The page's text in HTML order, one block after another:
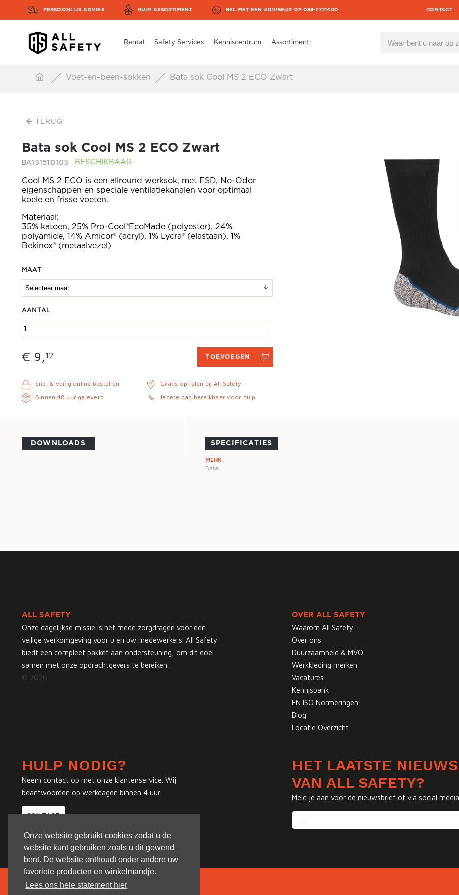
Onze website gebruikt cookies zodat u de
website kunt gebruiken zoals u dit gewend
bent. De website onthoudt onder andere uw
favoriete producten en winkelmandje.
Lees ons hele statement hier
PERSOONLIJK ADVIES RUIM ASSORTIMENT BEL MET EEN ADVISEUR OP 088-7771400 CONTACT
Rental Safety Services Kenniscentrum Assortiment
Voet-en-been-sokken Bata sok Cool MS 2 ECO Zwart
TERUG
Bata sok Cool MS 2 ECO Zwart
BA131510103 BESCHIKBAAR
Cool MS 2 ECO is een allround werksok, met ESD, No-Odor
eigenschappen en speciale ventilatiekanalen voor optimaal
koele en frisse voeten.
Materiaal:
35% katoen, 25% Pro-Cool®EcoMade (polyester), 24%
polyamide, 14% Amicor® (acryl), 1% Lycra® (elastaan), 1%
Bekinox® (metaalvezel)
MAAT
AANTAL
€ 9,12 TOEVOEGEN
Snel & veilig online bestellen
Binnen 48 uur geleverd
Gratis ophalen bij All Safety
Iedere dag bereikbaar voor hulp
DOWNLOADS SPECIFICATIES
MERK
Bata
ALL SAFETY
Onze dagelijkse missie is het mede zorgdragen voor een
veilige werkomgeving voor u en uw medewerkers. All Safety
biedt een compleet pakket aan ondersteuning, om dit doel
samen met onze opdrachtgevers te bereiken.
© 2026
OVER ALL SAFETY
Waarom All Safety
Over ons
Duurzaamheid & MVO
Werkkleding merken
Vacatures
Kennisbank
EN ISO Normeringen
Blog
Locatie Overzicht
HULP NODIG?
Neem contact op met onze klantenservice. Wij
beantwoorden op werkdagen binnen 4 uur.
CONTACT
HET LAATSTE NIEUWS
VAN ALL SAFETY?
Meld je aan voor de nieuwsbrief of via social media.